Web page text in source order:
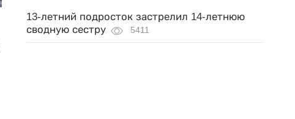
13-летний подросток застрелил 14-летнюю
сводную сестру
5411